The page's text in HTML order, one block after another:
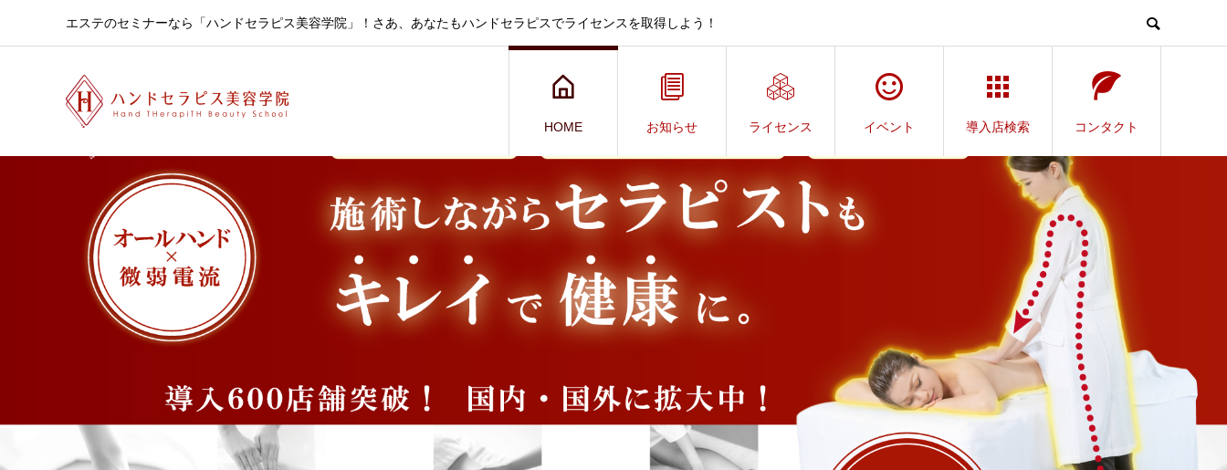
エステのセミナーなら「ハンドセラピス美容学院」！さあ、あなたもハンドセラピスでライセンスを取得しよう！
HOME お知らせ ライセンス イベント 導入店検索 コンタクト